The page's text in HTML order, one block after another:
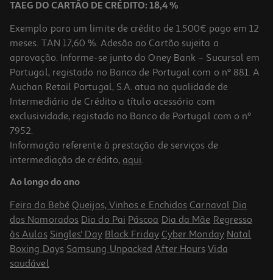
Aspirador Sem Saco Flama 1684fl 700w
56.99 €/un
56,99 €
TAEG DO CARTÃO DE CRÉDITO: 18,4 %
Exemplo para um limite de crédito de 1.500€ pago em 12
meses. TAN 17,60 %. Adesão ao Cartão sujeita a
aprovação. Informe-se junto do Oney Bank – Sucursal em
Portugal, registado no Banco de Portugal com o nº 881. A
Auchan Retail Portugal, S.A. atua na qualidade de
Intermediário de Crédito a título acessório com
exclusividade, registado no Banco de Portugal com o nº
7952.
Informação referente à prestação de serviços de
intermediação de crédito, aqui.
Ao longo do ano
Feira do Bebé Queijos, Vinhos e Enchidos Carnaval Dia
dos Namorados Dia do Pai Páscoa Dia da Mãe Regresso
às Aulas Singles' Day Black Friday Cyber Monday Natal
Boxing Days Samsung Unpacked After Hours Vida
saudável